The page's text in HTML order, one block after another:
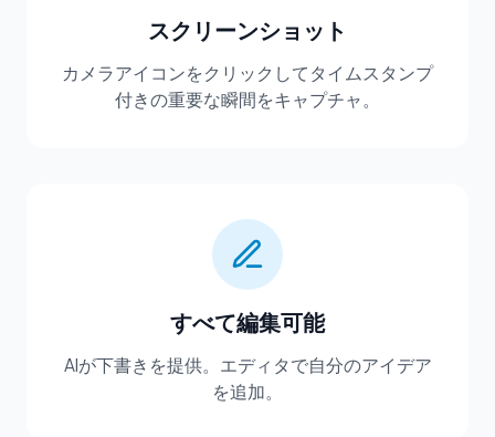
スクリーンショット
カメラアイコンをクリックしてタイムスタンプ
付きの重要な瞬間をキャプチャ。
すべて編集可能
AIが下書きを提供。エディタで自分のアイデア
を追加。